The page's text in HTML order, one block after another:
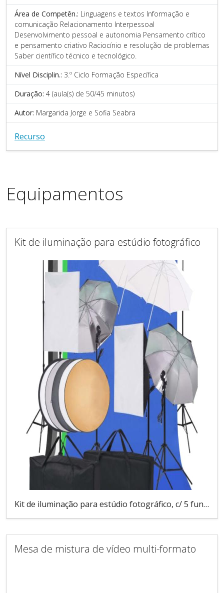
Área de Competên.: Linguagens e textos Informação e
comunicação Relacionamento Interpessoal
Desenvolvimento pessoal e autonomia Pensamento crítico
e pensamento criativo Raciocínio e resolução de problemas
Saber científico técnico e tecnológico.
Nível Disciplin.: 3.º Ciclo Formação Específica
Duração: 4 (aula(s) de 50/45 minutos)
Autor: Margarida Jorge e Sofia Seabra
Recurso
Equipamentos
Kit de iluminação para estúdio fotográfico
Kit de iluminação para estúdio fotográfico, c/ 5 fundos coloridos.
Mesa de mistura de vídeo multi-formato